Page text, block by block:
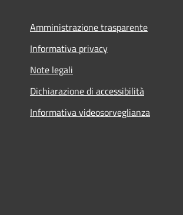
Amministrazione trasparente
Informativa privacy
Note legali
Dichiarazione di accessibilità
Informativa videosorveglianza